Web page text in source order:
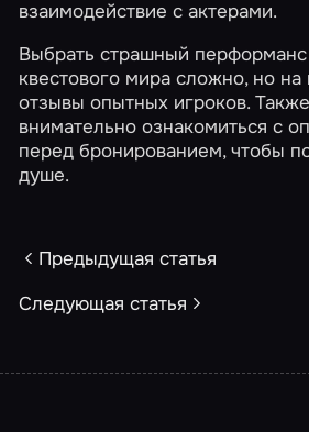
взаимодействие с актерами.
Выбрать страшный перформанс
квестового мира сложно, но
отзывы опытных игроков.
внимательно ознакомиться с
перед бронированием, чтобы
душе.
Предыдущая статья
Следующая статья